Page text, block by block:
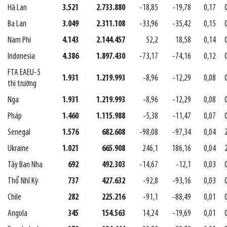
Hà Lan 3.521 2.733.880 -18,85 -19,78 0,17
Ba Lan
3.049 2.311.108 -33,96 -35,42 0,15
Nam Phi
4.143 2.144.457 52,2 18,58 0,14
Indonesia
4.386 1.897.430 -73,17 -74,16 0,12
FTA EAEU-5
thị trường
1.931 1.219.993 -8,96 -12,29 0,08
Nga 1.931 1.219.993 -8,96 -12,29 0,08
Pháp
1.460 1.115.988 -5,38 -11,47 0,07
Senegal
1.576 682.608 -98,08 -97,34 0,04
Ukraine
1.021 665.908 246,1 186,16 0,04
Tây Ban Nha
692 492.303 -14,67 -12,1 0,03
Thổ Nhĩ Kỳ
737 427.632 -92,8 -93,16 0,03
Chile
282 225.216 -91,1 -88,49 0,01
Angola
345 154.563 14,24 -19,69 0,01